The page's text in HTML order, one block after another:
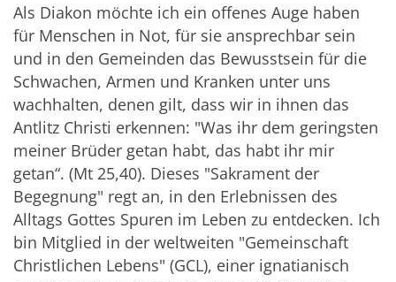
Als Diakon möchte ich ein offenes Auge haben
für Menschen in Not, für sie ansprechbar sein
und in den Gemeinden das Bewusstsein für die
Schwachen, Armen und Kranken unter uns
wachhalten, denen gilt, dass wir in ihnen das
Antlitz Christi erkennen: "Was ihr dem geringsten
meiner Brüder getan habt, das habt ihr mir
getan“. (Mt 25,40). Dieses "Sakrament der
Begegnung" regt an, in den Erlebnissen des
Alltags Gottes Spuren im Leben zu entdecken. Ich
bin Mitglied in der weltweiten "Gemeinschaft
Christlichen Lebens" (GCL), einer ignatianisch